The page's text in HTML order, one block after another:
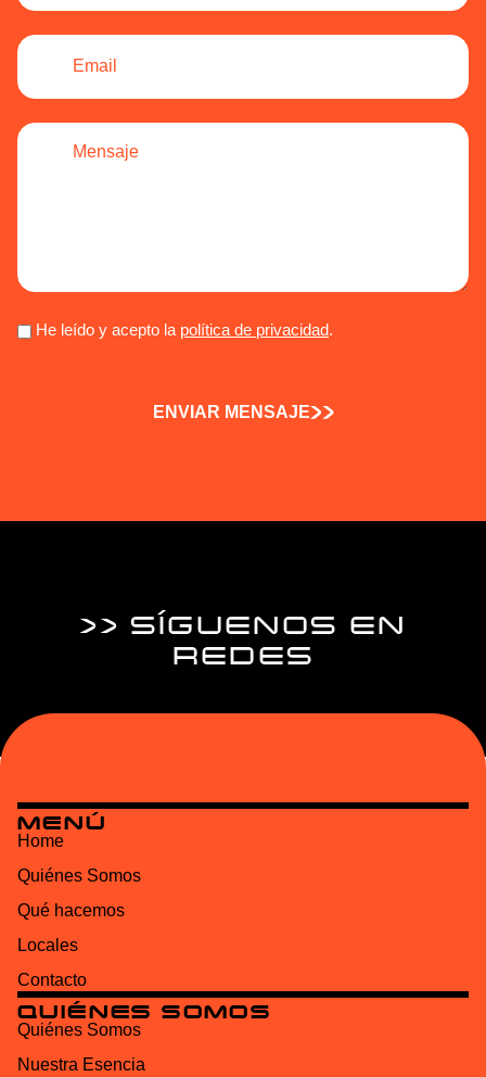
He leído y acepto la política de privacidad.
ENVIAR MENSAJE
>> SÍGUENOS EN
REDES
MENÚ
Home
Quiénes Somos
Qué hacemos
Locales
Contacto
QUIÉNES SOMOS
Quiénes Somos
Nuestra Esencia